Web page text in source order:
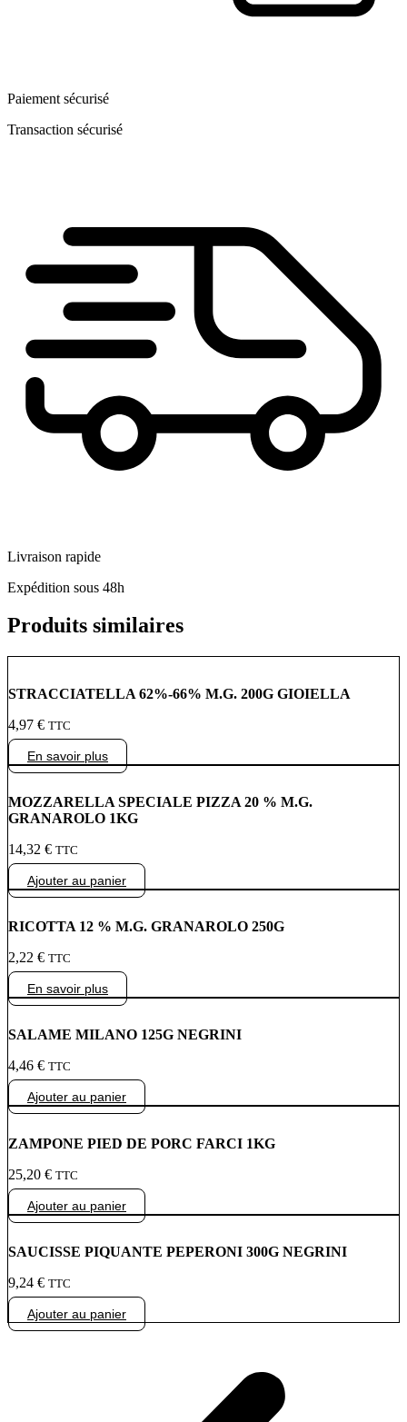
Paiement sécurisé
Transaction sécurisé
Livraison rapide
Expédition sous 48h
Produits similaires
STRACCIATELLA 62%-66% M.G. 200G GIOIELLA
4,97 € TTC
En savoir plus
MOZZARELLA SPECIALE PIZZA 20 % M.G.
GRANAROLO 1KG
14,32 € TTC
Ajouter au panier
RICOTTA 12 % M.G. GRANAROLO 250G
2,22 € TTC
En savoir plus
SALAME MILANO 125G NEGRINI
4,46 € TTC
Ajouter au panier
ZAMPONE PIED DE PORC FARCI 1KG
25,20 € TTC
Ajouter au panier
SAUCISSE PIQUANTE PEPERONI 300G NEGRINI
9,24 € TTC
Ajouter au panier